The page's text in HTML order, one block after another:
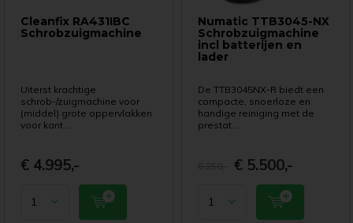
Cleanfix RA431IBC
Schrobzuigmachine
Uiterst krachtige
schrob-/zuigmachine voor
(middel) grote oppervlakken
voor kant...
€ 4.995,-
Numatic TTB3045-NX
Schrobzuigmachine
incl batterijen en
lader
De TTB3045NX-R biedt een
compacte, snoerloze en
handige reiniging met de
prestat...
€ 5.500,-